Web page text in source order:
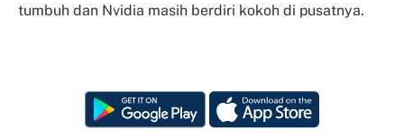
tumbuh dan Nvidia masih berdiri kokoh di pusatnya.